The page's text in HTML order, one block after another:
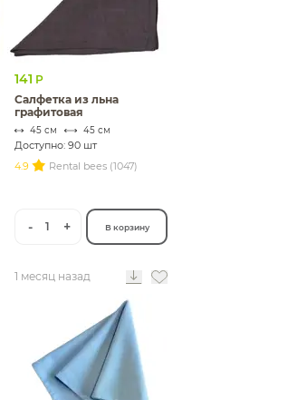
141 Р
Салфетка из льна
графитовая
45 см 45 см
Доступно: 90 шт
4.9
Rental bees (1047)
- 1 + В корзину
1 месяц назад